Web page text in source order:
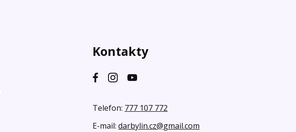
Kontakty
Telefon: 777 107 772
E-mail: darbylin.cz@gmail.com